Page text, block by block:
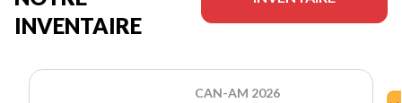
INVENTAIRE
CAN-AM 2026